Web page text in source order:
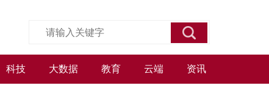
科技 大数据 教育 云端 资讯